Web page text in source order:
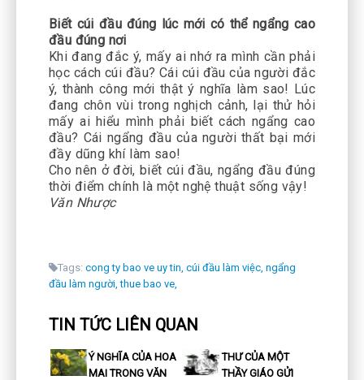
Biết cúi đầu đúng lúc mới có thể ngẩng cao
đầu đúng nơi
Khi đang đắc ý, mấy ai nhớ ra mình cần phải
học cách cúi đầu? Cái cúi đầu của người đắc
ý, thành công mới thật ý nghĩa làm sao! Lúc
đang chôn vùi trong nghịch cảnh, lại thử hỏi
mấy ai hiểu mình phải biết cách ngẩng cao
đầu? Cái ngẩng đầu của người thất bại mới
đầy dũng khí làm sao!
Cho nên ở đời, biết cúi đầu, ngẩng đầu đúng
thời điểm chính là một nghệ thuật sống vậy!
Văn Nhược
Tags: cong ty bao ve uy tin, cúi đầu làm việc, ngẩng
đầu làm người, thue bao ve,
TIN TỨC LIÊN QUAN
Ý NGHĨA CỦA HOA
MAI TRONG VĂN
THƯ CỦA MỘT
THẦY GIÁO GỬI